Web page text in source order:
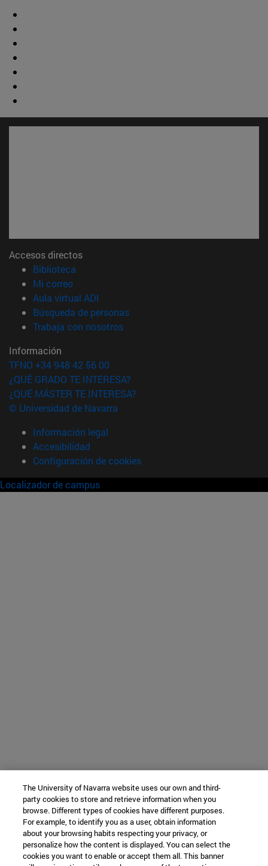
Accesos directos
Biblioteca
Mi correo(abre en nueva ventana)
Aula virtual ADI
Búsqueda de personas(abre en nueva ventana)
Trabaja con nosotros(abre en nueva ventana)
Información
TFNO +34 948 42 56 00
¿QUÉ GRADO TE INTERESA?
¿QUÉ MÁSTER TE INTERESA?
© Universidad de Navarra
Información legal
Accesibilidad
Configuración de cookies
Localizador de campus
The University of Navarra website uses our own and third-
party cookies to store and retrieve information when you
browse. Different types of cookies have different purposes.
For example, to identify you as a user, obtain information
about your browsing habits respecting your privacy, or
personalize how the content is displayed. You can select the
cookies you want to enable or accept them all. This banner